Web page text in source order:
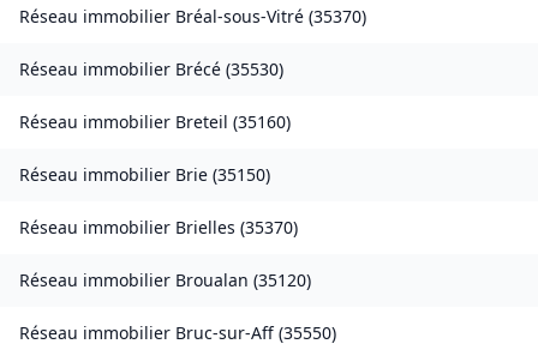
Réseau immobilier Bréal-sous-Vitré (35370)
Réseau immobilier Brécé (35530)
Réseau immobilier Breteil (35160)
Réseau immobilier Brie (35150)
Réseau immobilier Brielles (35370)
Réseau immobilier Broualan (35120)
Réseau immobilier Bruc-sur-Aff (35550)